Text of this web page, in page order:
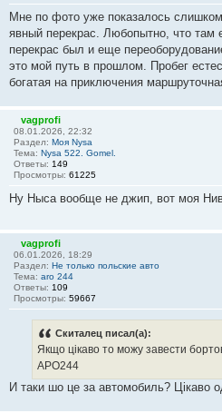
Мне по фото уже показалось
явный перекрас. Любопытно, что
перекрас был и еще
это мой путь в прошлом. Пробег
богатая на приключения
vagprofi
08.01.2026, 22:32
Раздел: Моя Nysa
Тема: Nysa 522. Gomel.
Ответы: 149
Просмотры: 61225
Ну Ныса вообще не джип, вот моя
vagprofi
06.01.2026, 18:29
Раздел: Не только польские авто
Тема: aro 244
Ответы: 109
Просмотры: 59667
Скиталец писал(а):
Якщо цікаво то можу завести
АРО244
И таки шо це за автомобиль? Цiкаво